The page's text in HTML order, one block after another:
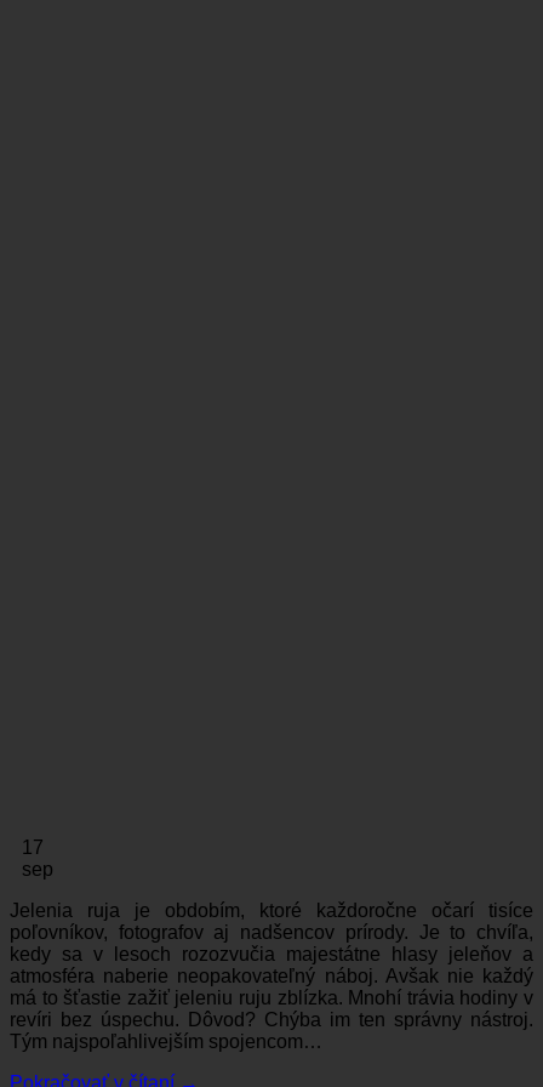
17
sep
Jelenia ruja je obdobím, ktoré každoročne očarí tisíce
poľovníkov, fotografov aj nadšencov prírody. Je to chvíľa,
kedy sa v lesoch rozozvučia majestátne hlasy jeleňov a
atmosféra naberie neopakovateľný náboj. Avšak nie každý
má to šťastie zažiť jeleniu ruju zblízka. Mnohí trávia hodiny v
revíri bez úspechu. Dôvod? Chýba im ten správny nástroj.
Tým najspoľahlivejším spojencom…
Pokračovať v čítaní →